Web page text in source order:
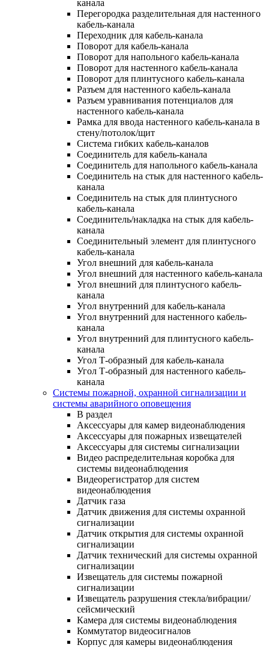
канала
Перегородка разделительная для настенного
кабель-канала
Переходник для кабель-канала
Поворот для кабель-канала
Поворот для напольного кабель-канала
Поворот для настенного кабель-канала
Поворот для плинтусного кабель-канала
Разъем для настенного кабель-канала
Разъем уравнивания потенциалов для
настенного кабель-канала
Рамка для ввода настенного кабель-канала в
стену/потолок/щит
Система гибких кабель-каналов
Соединитель для кабель-канала
Соединитель для напольного кабель-канала
Соединитель на стык для настенного кабель-
канала
Соединитель на стык для плинтусного
кабель-канала
Соединитель/накладка на стык для кабель-
канала
Соединительный элемент для плинтусного
кабель-канала
Угол внешний для кабель-канала
Угол внешний для настенного кабель-канала
Угол внешний для плинтусного кабель-
канала
Угол внутренний для кабель-канала
Угол внутренний для настенного кабель-
канала
Угол внутренний для плинтусного кабель-
канала
Угол Т-образный для кабель-канала
Угол Т-образный для настенного кабель-
канала
Системы пожарной, охранной сигнализации и
системы аварийного оповещения
В раздел
Аксессуары для камер видеонаблюдения
Аксессуары для пожарных извещателей
Аксессуары для системы сигнализации
Видео распределительная коробка для
системы видеонаблюдения
Видеорегистратор для систем
видеонаблюдения
Датчик газа
Датчик движения для системы охранной
сигнализации
Датчик открытия для системы охранной
сигнализации
Датчик технический для системы охранной
сигнализации
Извещатель для системы пожарной
сигнализации
Извещатель разрушения стекла/вибрации/
сейсмический
Камера для системы видеонаблюдения
Коммутатор видеосигналов
Корпус для камеры видеонаблюдения